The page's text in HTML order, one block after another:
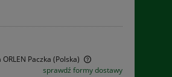
ORLEN Paczka (Polska)
sprawdź formy dostawy